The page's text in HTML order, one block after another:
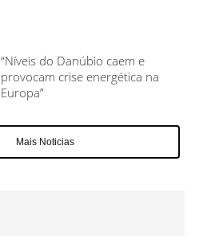
“Níveis do Danúbio caem e
provocam crise energética na
Europa”
Mais Noticias